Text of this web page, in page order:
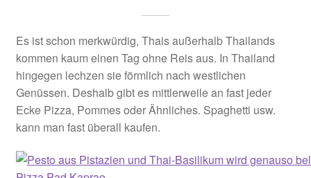
Es ist schon merkwürdig, Thais außerhalb Thailands
kommen kaum einen Tag ohne Reis aus. In Thailand
hingegen lechzen sie förmlich nach westlichen
Genüssen. Deshalb gibt es mittlerweile an fast jeder
Ecke Pizza, Pommes oder Ähnliches. Spaghetti usw.
kann man fast überall kaufen.